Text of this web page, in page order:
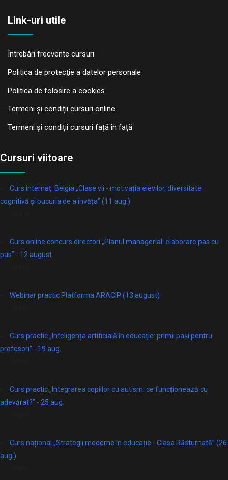
Link-uri utile
Întrebări frecvente cursuri
Politica de protecţie a datelor personale
Politica de folosire a cookies
Termeni și condiții cursuri online
Termeni și condiții cursuri față în față
Cursuri viitoare
Curs internaț. Belgia „Clase vii - motivația elevilor, diversitate
cognitivă și bucuria de a învăța” (11 aug.)
Curs online concurs directori „Planul managerial: elaborare pas cu
pas” - 12 august
Webinar practic Platforma ARACIP (13 august)
Curs practic „Inteligența artificială în educație: primii pași pentru
profesori” - 19 aug.
Curs practic „Integrarea copiilor cu autism: ce funcționează cu
adevărat?” - 25 aug.
Curs național „Strategii moderne în educație - Clasa Răsturnată” (26
aug.)